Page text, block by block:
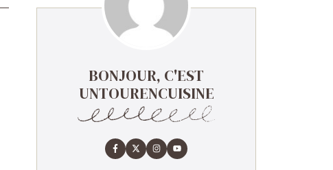
BONJOUR, C'EST
UNTOURENCUISINE